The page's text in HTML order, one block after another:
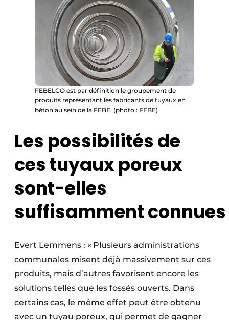
FEBELCO est par définition le groupement de
produits représentant les fabricants de tuyaux en
béton au sein de la FEBE. (photo : FEBE)
Les possibilités de
ces tuyaux poreux
sont-elles
suffisamment connues
Evert Lemmens : « Plusieurs administrations
communales misent déjà massivement sur ces
produits, mais d’autres favorisent encore les
solutions telles que les fossés ouverts. Dans
certains cas, le même effet peut être obtenu
avec un tuyau poreux, qui permet de gagner